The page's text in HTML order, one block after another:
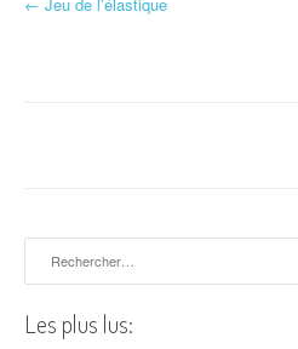
Navigation d'article
Les plus lus: